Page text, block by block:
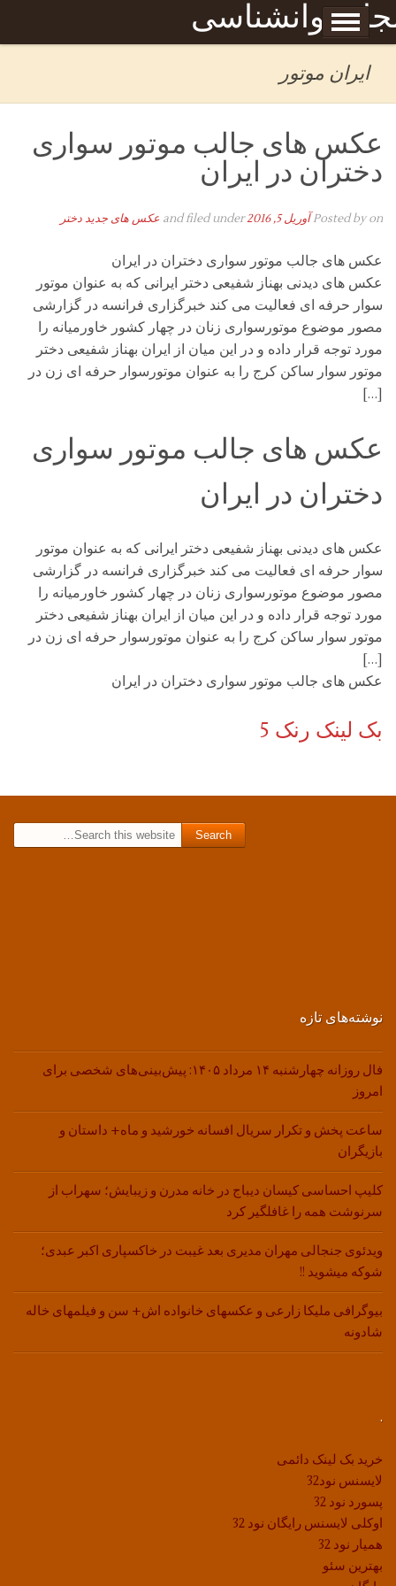
روانشناسی
Skip to content
برگه نمونه
ایران موتور
عکس های جالب موتور سواری
دختران در ایران
Posted byon آوریل 5, 2016 and filed under عکس های جدید دختر
عکس های جالب موتور سواری دختران در ایران
عکس های دیدنی بهناز شفیعی دختر ایرانی که به عنوان موتور
سوار حرفه ای فعالیت می کند خبرگزاری فرانسه در گزارشی
مصور موضوع موتورسواری زنان در چهار کشور خاورمیانه را
مورد توجه قرار داده و در این میان از ایران بهناز شفیعی دختر
موتور سوار ساکن کرج را به عنوان موتورسوار حرفه ای زن در
[…]
عکس های جالب موتور سواری
دختران در ایران
عکس های دیدنی بهناز شفیعی دختر ایرانی که به عنوان موتور
سوار حرفه ای فعالیت می کند خبرگزاری فرانسه در گزارشی
مصور موضوع موتورسواری زنان در چهار کشور خاورمیانه را
مورد توجه قرار داده و در این میان از ایران بهناز شفیعی دختر
موتور سوار ساکن کرج را به عنوان موتورسوار حرفه ای زن در
[…]
عکس های جالب موتور سواری دختران در ایران
بک لینک رنک 5
نوشته‌های تازه
فال روزانه چهارشنبه ۱۴ مرداد ۱۴۰۵: پیش‌بینی‌های شخصی برای
امروز
ساعت پخش و تکرار سریال افسانه خورشید و ماه+ داستان و
بازیگران
کلیپ احساسی کیسان دیباج در خانه مدرن و زیبایش؛ سهراب از
سرنوشت همه را غافلگیر کرد
ویدئوی جنجالی مهران مدیری بعد غیبت در خاکسپاری اکبر عبدی؛
شوکه میشوید !!
بیوگرافی ملیکا زارعی و عکسهای خانواده اش+ سن و فیلمهای خاله
شادونه
.
خرید بک لینک دائمی
لایسنس نود32
پسورد نود 32
اوکلی لایسنس رایگان نود 32
همیار نود 32
بهترین سئو